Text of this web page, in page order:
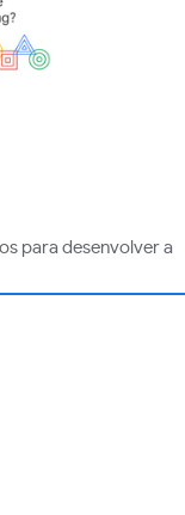
para desenvolver a